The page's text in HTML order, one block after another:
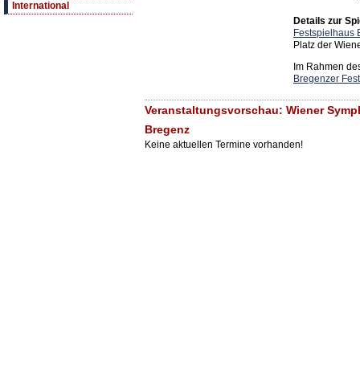
International
Details zur
Festspielhaus
Platz der
Im Rahmen
Bregenzer
Veranstaltungsvorschau: Wiener
Bregenz
Keine aktuellen Termine vorhanden!